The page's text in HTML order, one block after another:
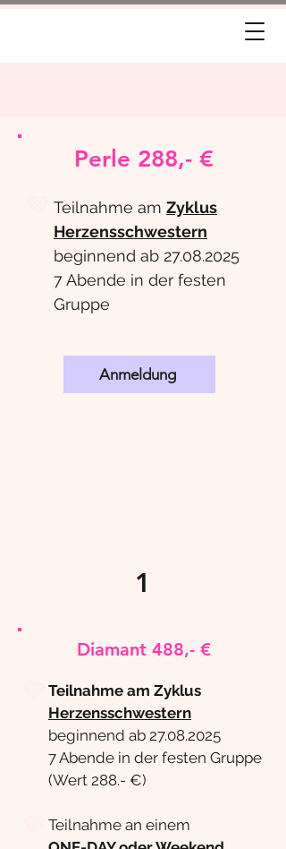
Perle 288,- €
Teilnahme am Zyklus
Herzensschwestern
beginnend ab 27.08.2025
7 Abende in der festen
Gruppe
Anmeldung
1
Diamant 488,- €
Teilnahme am Zyklus
Herzensschwestern
beginnend ab 27.08.2025
7 Abende in der festen Gruppe
(Wert 288.- €)
Teilnahme an einem